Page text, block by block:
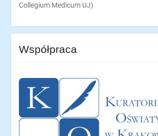
Collegium Medicum UJ)
Współpraca